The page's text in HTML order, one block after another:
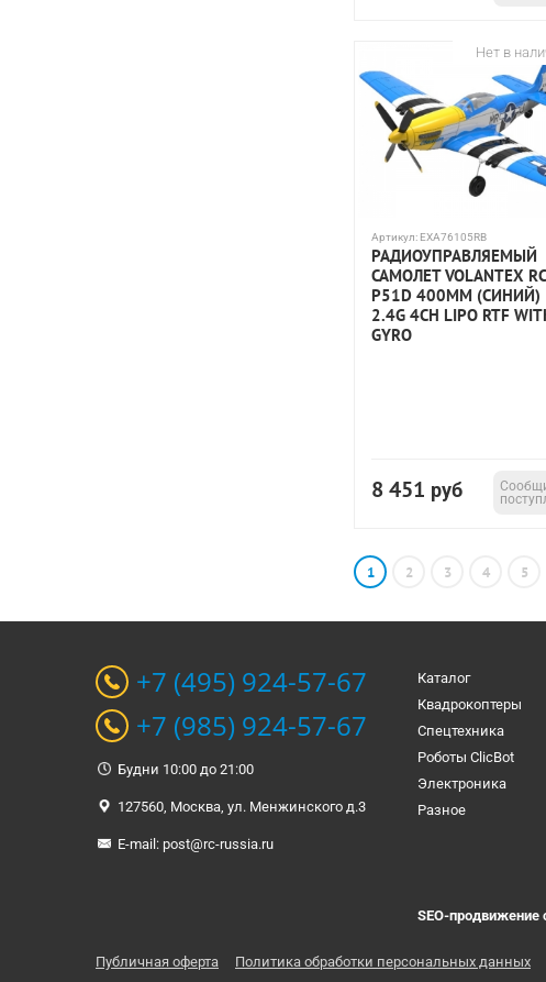
Нет в
Артикул: EXA76105RB
РАДИОУПРАВЛЯЕМЫЙ
САМОЛЕТ VOLANTEX RC
P51D 400ММ (СИНИЙ)
2.4G 4CH LIPO RTF
GYRO
8 451 руб
1 2 3 4 5
+7 (495) 924-57-67
+7 (985) 924-57-67
Будни 10:00 до 21:00
127560, Москва, ул. Менжинского д.3
E-mail: post@rc-russia.ru
Каталог
Квадрокоптеры
Спецтехника
Роботы ClicBot
Электроника
Разное
SEO-продвижение
Публичная оферта Политика обработки персональных данных